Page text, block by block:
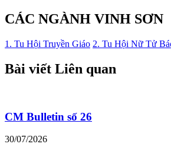
CÁC NGÀNH VINH SƠN
1. Tu Hội Truyền Giáo 2. Tu Hội Nữ Tử
Bài viết Liên quan
CM Bulletin số 26
30/07/2026